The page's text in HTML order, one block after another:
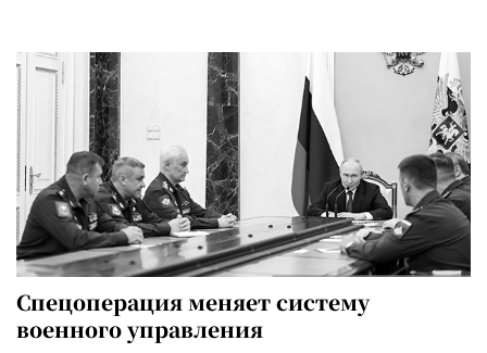
Спецоперация меняет систему
военного управления